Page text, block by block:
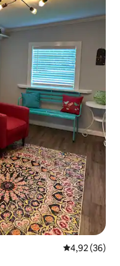
Évaluation
4,92 (36)